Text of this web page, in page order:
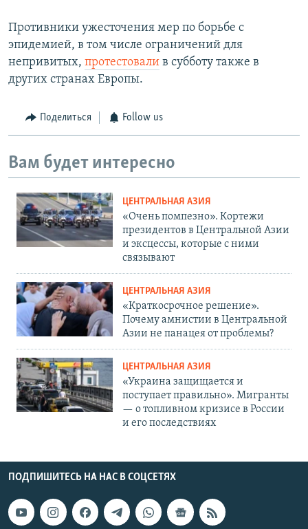
Противники ужесточения мер по борьбе с
эпидемией, в том числе ограничений для
непривитых, протестовали в субботу также в
других странах Европы.
Поделиться Follow us
Вам будет интересно
ЦЕНТРАЛЬНАЯ АЗИЯ
«Очень помпезно». Кортежи
президентов в Центральной Азии
и эксцессы, которые с ними
связывают
ЦЕНТРАЛЬНАЯ АЗИЯ
«Краткосрочное решение».
Почему амнистии в Центральной
Азии не панацея от проблемы?
ЦЕНТРАЛЬНАЯ АЗИЯ
«Украина защищается и
поступает правильно». Мигранты
— о топливном кризисе в России
и его последствиях
ПОДПИШИТЕСЬ НА НАС В СОЦСЕТЯХ